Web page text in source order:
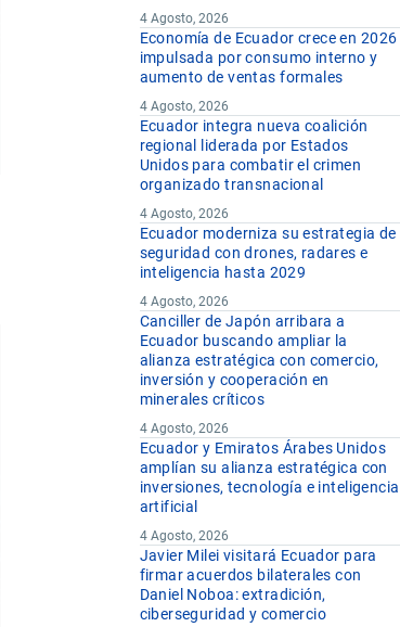
4 Agosto, 2026
Economía de Ecuador crece en 2026
impulsada por consumo interno y
aumento de ventas formales
4 Agosto, 2026
Ecuador integra nueva coalición
regional liderada por Estados
Unidos para combatir el crimen
organizado transnacional
4 Agosto, 2026
Ecuador moderniza su estrategia de
seguridad con drones, radares e
inteligencia hasta 2029
4 Agosto, 2026
Canciller de Japón arribara a
Ecuador buscando ampliar la
alianza estratégica con comercio,
inversión y cooperación en
minerales críticos
4 Agosto, 2026
Ecuador y Emiratos Árabes Unidos
amplían su alianza estratégica con
inversiones, tecnología e inteligencia
artificial
4 Agosto, 2026
Javier Milei visitará Ecuador para
firmar acuerdos bilaterales con
Daniel Noboa: extradición,
ciberseguridad y comercio